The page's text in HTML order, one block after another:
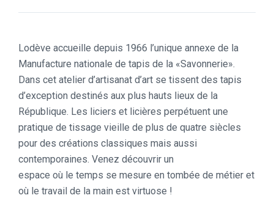
Lodève accueille depuis 1966 l’unique annexe de la
Manufacture nationale de tapis de la «Savonnerie».
Dans cet atelier d’artisanat d’art se tissent des tapis
d’exception destinés aux plus hauts lieux de la
République. Les liciers et licières perpétuent une
pratique de tissage vieille de plus de quatre siècles
pour des créations classiques mais aussi
contemporaines. Venez découvrir un
espace où le temps se mesure en tombée de métier et
où le travail de la main est virtuose !